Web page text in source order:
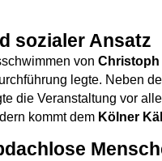
sozialer Ansatz
von Christoph
legte. Neben
die Veranstaltung vor
kommt dem Kölner